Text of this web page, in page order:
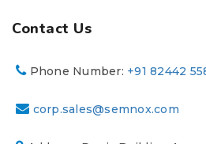
Contact Us
Phone Number: +91 82442
corp.sales@semnox.com